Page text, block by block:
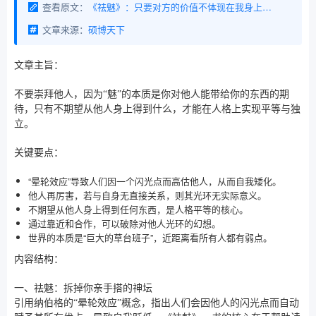
查看原文：
《祛魅》：只要对方的价值不体现在我身上，对方再厉害也和我没关系！只要我不期望从你身上得到什么，在人格上我们就是平等的
文章来源： 硕博天下
文章主旨：
不要崇拜他人，因为“魅”的本质是你对他人能带给你的东西的期
待，只有不期望从他人身上得到什么，才能在人格上实现平等与独
立。
关键要点：
“晕轮效应”导致人们因一个闪光点而高估他人，从而自我矮化。
他人再厉害，若与自身无直接关系，则其光环无实际意义。
不期望从他人身上得到任何东西，是人格平等的核心。
通过靠近和合作，可以破除对他人光环的幻想。
世界的本质是“巨大的草台班子”，近距离看所有人都有弱点。
内容结构：
一、祛魅：拆掉你亲手搭的神坛
引用纳伯格的“晕轮效应”概念，指出人们会因他人的闪光点而自动